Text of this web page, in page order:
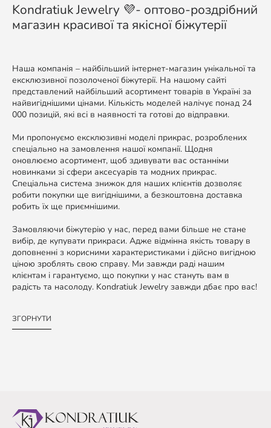
Kondratiuk Jewelry 💜- оптово-роздрібний
магазин красивої та якісної біжутерії
Наша компанія – найбільший інтернет-магазин унікальної та
ексклюзивної позолоченої біжутерії. На нашому сайті
представлений найбільший асортимент товарів в Україні за
найвигіднішими цінами. Кількість моделей налічує понад 24
000 позицій, які всі в наявності та готові до відправки.
Ми пропонуємо ексклюзивні моделі прикрас, розроблених
спеціально на замовлення нашої компанії. Щодня
оновлюємо асортимент, щоб здивувати вас останніми
новинками зі сфери аксесуарів та модних прикрас.
Спеціальна система знижок для наших клієнтів дозволяє
робити покупки ще вигіднішими, а безкоштовна доставка
робить їх ще приємнішими.
Замовляючи біжутерію у нас, перед вами більше не стане
вибір, де купувати прикраси. Адже відмінна якість товару в
доповненні з корисними характеристиками і дійсно вигідною
ціною зроблять свою справу. Ми завжди раді нашим
клієнтам і гарантуємо, що покупки у нас стануть вам в
радість та насолоду. Kondratiuk Jewelry завжди дбає про вас!
ЗГОРНУТИ